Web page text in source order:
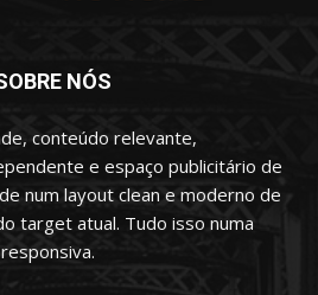
NÓS
conteúdo relevante,
e espaço publicitário de
num layout clean e moderno de
target atual. Tudo isso numa